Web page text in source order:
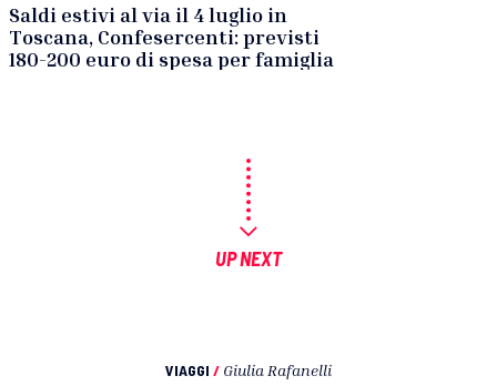
Saldi estivi al via il 4 luglio in
Toscana, Confesercenti: previsti
180-200 euro di spesa per famiglia
UP NEXT
VIAGGI / Giulia Rafanelli